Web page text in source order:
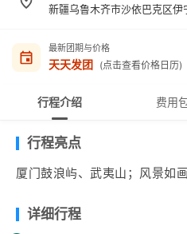
新疆乌鲁木齐市沙依巴克区
最新团期与价格
天天发团 (点击查看价格日历)
行程介绍 费用
行程亮点
厦门鼓浪屿、武夷山；风景如
详细行程